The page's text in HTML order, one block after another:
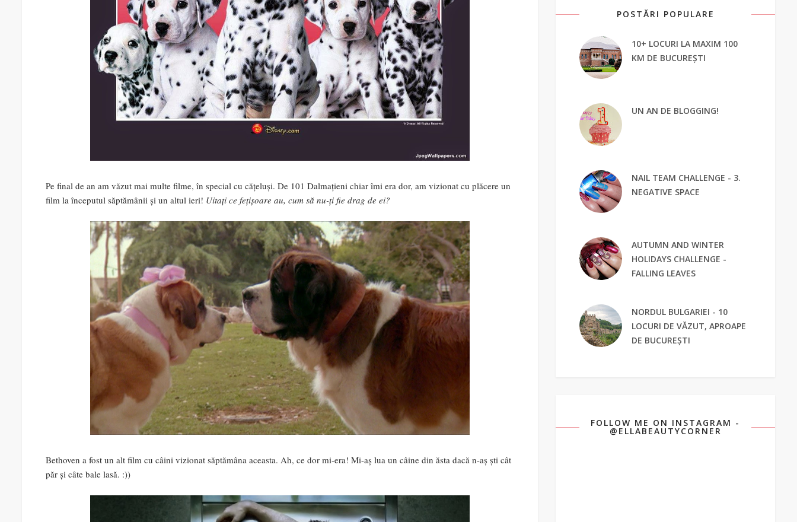
Pe final de an am văzut mai multe filme, în special cu cățeluși. De 101 Dalmațieni chiar îmi era dor, am vizionat cu plăcere un
film la începutul săptămânii și un altul ieri! Uitați ce fețișoare au, cum să nu-ți fie drag de ei?
Bethoven a fost un alt film cu câini vizionat săptămâna aceasta. Ah, ce dor mi-era! Mi-aș lua un câine din ăsta dacă n-aș ști cât
păr și câte bale lasă. :))
POSTĂRI POPULARE
10+ LOCURI LA MAXIM 100
KM DE BUCUREȘTI
UN AN DE BLOGGING!
NAIL TEAM CHALLENGE - 3.
NEGATIVE SPACE
AUTUMN AND WINTER
HOLIDAYS CHALLENGE -
FALLING LEAVES
NORDUL BULGARIEI - 10
LOCURI DE VĂZUT, APROAPE
DE BUCUREȘTI
FOLLOW ME ON INSTAGRAM -
@ELLABEAUTYCORNER